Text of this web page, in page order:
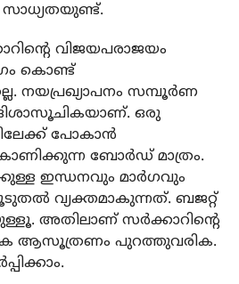
സാധ്യതയുണ്ട്.
വിജയപരാജയം
കൊണ്ട്
നയപ്രഖ്യാപനം സമ്പൂര്‍ണ
ഒരു
പോകാന്‍
കാണിക്കുന്ന ബോര്‍ഡ് മാത്രം.
ഇന്ധനവും മാര്‍ഗവും
വ്യക്തമാകുന്നത്. ബജറ്റ്
അതിലാണ് സര്‍ക്കാറിന്റെ
ആസൂത്രണം പുറത്തുവരിക.